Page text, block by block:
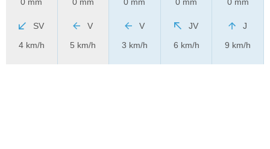
SV
4 km/h
V
5 km/h
V
3 km/h
JV
6 km/h
J
9 km/h